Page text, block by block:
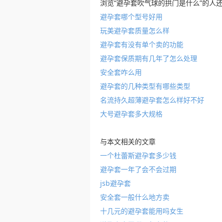
浏览“避孕套吹气球的拱门是什么”的人
避孕套哪个型号好用
玩美避孕套质量怎么样
避孕套有没有单个卖的功能
避孕套保质期有几年了怎么处理
安全套咋么用
避孕套的几种类型有哪些类型
名流持久超薄避孕套怎么样好不好
大号避孕套多大规格
与本文相关的文章
一个杜蕾斯避孕套多少钱
避孕套一年了会不会过期
jsb避孕套
安全套一般什么地方卖
十几元的避孕套能用吗女生